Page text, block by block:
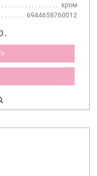
хром
6944658760012